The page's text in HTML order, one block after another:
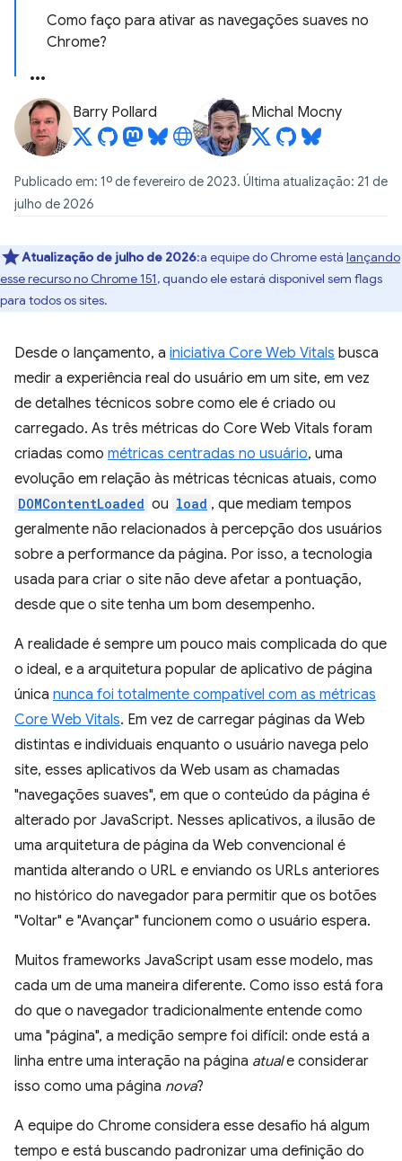
Como faço para ativar as navegações suaves no
Chrome?
Barry Pollard Michal Mocny
Publicado em: 1º de fevereiro de 2023. Última atualização: 21 de
julho de 2026
Atualização de julho de 2026:a equipe do Chrome está lançando
esse recurso no Chrome 151, quando ele estará disponível sem flags
para todos os sites.
Desde o lançamento, a iniciativa Core Web Vitals busca
medir a experiência real do usuário em um site, em vez
de detalhes técnicos sobre como ele é criado ou
carregado. As três métricas do Core Web Vitals foram
criadas como métricas centradas no usuário, uma
evolução em relação às métricas técnicas atuais, como
DOMContentLoaded ou load , que mediam tempos
geralmente não relacionados à percepção dos usuários
sobre a performance da página. Por isso, a tecnologia
usada para criar o site não deve afetar a pontuação,
desde que o site tenha um bom desempenho.
A realidade é sempre um pouco mais complicada do que
o ideal, e a arquitetura popular de aplicativo de página
única nunca foi totalmente compatível com as métricas
Core Web Vitals. Em vez de carregar páginas da Web
distintas e individuais enquanto o usuário navega pelo
site, esses aplicativos da Web usam as chamadas
"navegações suaves", em que o conteúdo da página é
alterado por JavaScript. Nesses aplicativos, a ilusão de
uma arquitetura de página da Web convencional é
mantida alterando o URL e enviando os URLs anteriores
no histórico do navegador para permitir que os botões
"Voltar" e "Avançar" funcionem como o usuário espera.
Muitos frameworks JavaScript usam esse modelo, mas
cada um de uma maneira diferente. Como isso está fora
do que o navegador tradicionalmente entende como
uma "página", a medição sempre foi difícil: onde está a
linha entre uma interação na página atuale considerar
isso como uma página nova?
A equipe do Chrome considera esse desafio há algum
tempo e está buscando padronizar uma definição do